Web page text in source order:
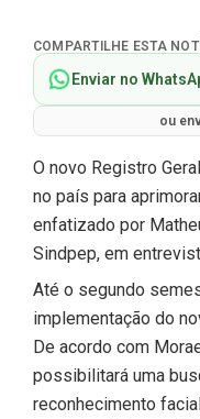
COMPARTILHE ESTA
Enviar no
ou
O novo Registro
no país para
enfatizado por
Sindpep, em
Até o segundo
implementação do
De acordo com
possibilitará uma
reconhecimento